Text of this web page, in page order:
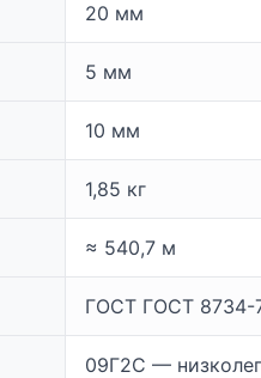
20 мм
5 мм
10 мм
1,85 кг
≈ 540,7 м
ГОСТ ГОСТ 8734-
09Г2С —